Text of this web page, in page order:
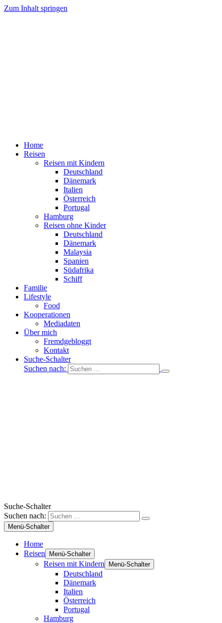
Zum Inhalt springen
Home
Reisen
Reisen mit Kindern
Deutschland
Dänemark
Italien
Österreich
Portugal
Hamburg
Reisen ohne Kinder
Deutschland
Dänemark
Malaysia
Spanien
Südafrika
Schiff
Familie
Lifestyle
Food
Kooperationen
Mediadaten
Über mich
Fremdgebloggt
Kontakt
Suche-Schalter
Suchen nach:
Suche-Schalter
Suchen nach:
Menü-Schalter
Home
Reisen
Menü-Schalter
Reisen mit Kindern Menü-Schalter
Deutschland
Dänemark
Italien
Österreich
Portugal
Hamburg